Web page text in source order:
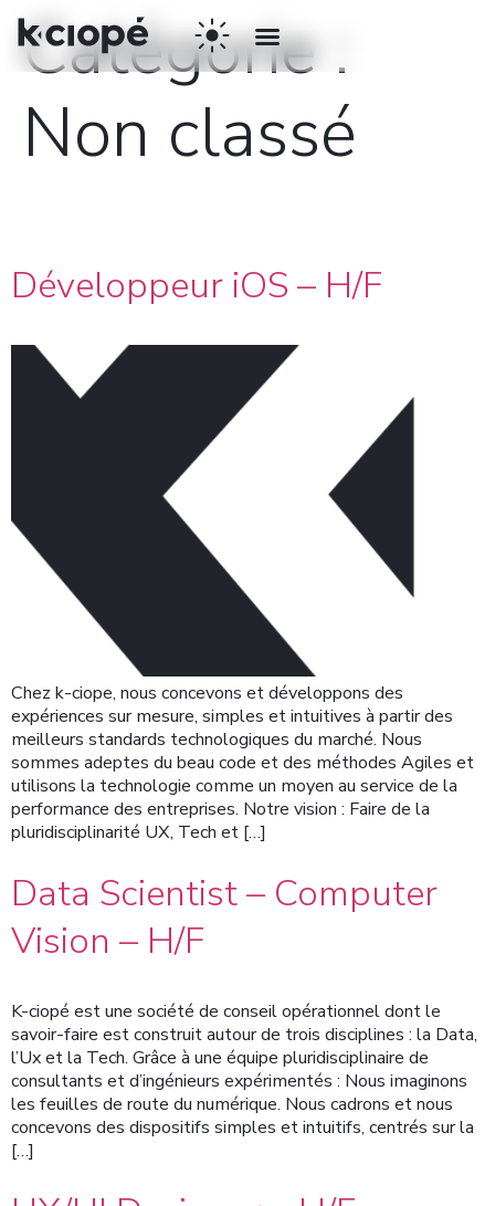
Catégorie :
Non classé
Développeur iOS – H/F
Chez k-ciope, nous concevons et développons des
expériences sur mesure, simples et intuitives à partir des
meilleurs standards technologiques du marché. Nous
sommes adeptes du beau code et des méthodes Agiles et
utilisons la technologie comme un moyen au service de la
performance des entreprises. Notre vision : Faire de la
pluridisciplinarité UX, Tech et […]
Data Scientist – Computer
Vision – H/F
K-ciopé est une société de conseil opérationnel dont le
savoir-faire est construit autour de trois disciplines : la Data,
l’Ux et la Tech. Grâce à une équipe pluridisciplinaire de
consultants et d’ingénieurs expérimentés : Nous imaginons
les feuilles de route du numérique. Nous cadrons et nous
concevons des dispositifs simples et intuitifs, centrés sur la
[…]